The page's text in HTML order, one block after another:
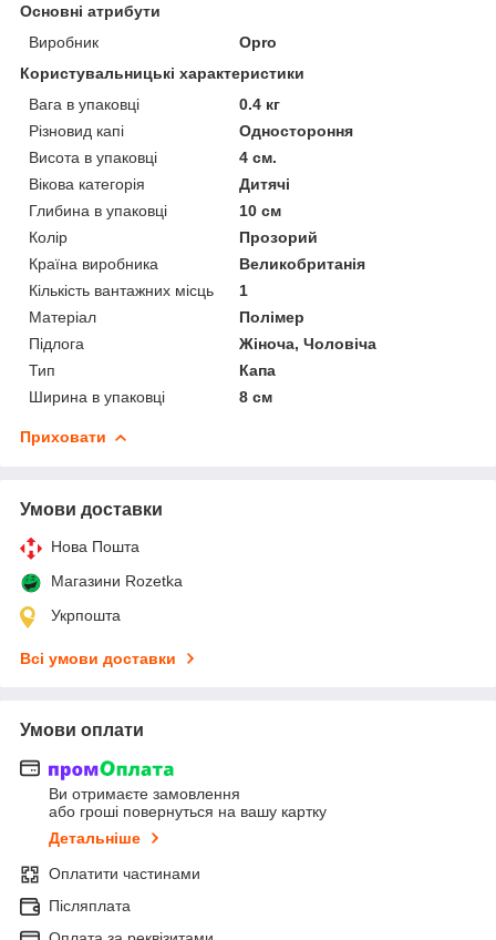
Основні атрибути
Виробник
Opro
Користувальницькі характеристики
Вага в упаковці
0.4 кг
Різновид капі
Одностороння
Висота в упаковці
4 см.
Вікова категорія
Дитячі
Глибина в упаковці
10 см
Колір
Прозорий
Країна виробника
Великобританія
Кількість вантажних місць
1
Матеріал
Полімер
Підлога
Жіноча, Чоловіча
Тип
Капа
Ширина в упаковці
8 см
Приховати
Умови доставки
Нова Пошта
Магазини Rozetka
Укрпошта
Всі умови доставки
Умови оплати
Ви отримаєте замовлення
або гроші повернуться на вашу картку
Детальніше
Оплатити частинами
Післяплата